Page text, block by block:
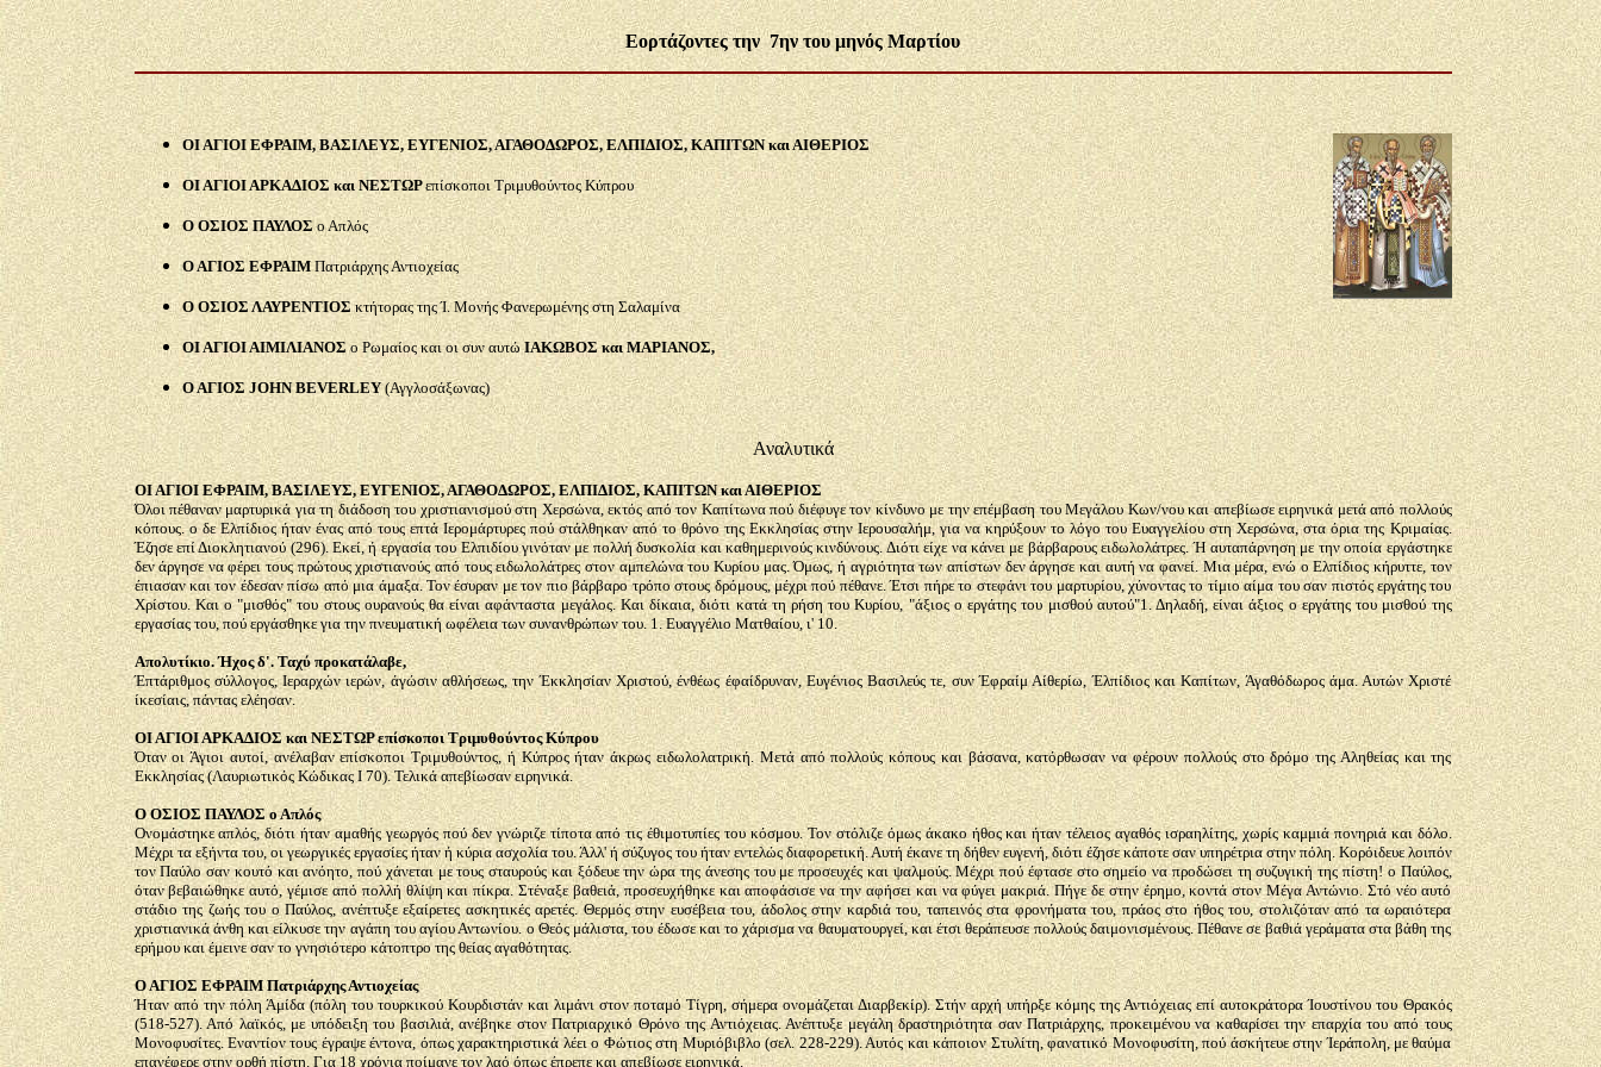
Εορτάζοντες την 7ην του μηνός Μαρτίου
ΟΙ ΑΓΙΟΙ ΕΦΡΑΙΜ, ΒΑΣΙΛΕΥΣ, ΕΥΓΕΝΙΟΣ, ΑΓΑΘΟΔΩΡΟΣ, ΕΛΠΙΔΙΟΣ, ΚΑΠΙΤΩΝ και ΑΙΘΕΡΙΟΣ
ΟΙ ΑΓΙΟΙ ΑΡΚΑΔΙΟΣ και ΝΕΣΤΩΡεπίσκοποι Τριμυθούντος Κύπρου
Ο ΟΣΙΟΣ ΠΑΥΛΟΣο Απλός
Ο ΑΓΙΟΣ ΕΦΡΑΙΜΠατριάρχης Αντιοχείας
Ο ΟΣΙΟΣ ΛΑΥΡΕΝΤΙΟΣκτήτορας της Ί. Μονής Φανερωμένης στη Σαλαμίνα
ΟΙ ΑΓΙΟΙ ΑΙΜΙΛΙΑΝΟΣο Ρωμαίος και οι συν αυτώΙΑΚΩΒΟΣ και ΜΑΡΙΑΝΟΣ,
Ο ΑΓΙΟΣ JOHN BEVERLEY(Αγγλοσάξωνας)
Αναλυτικά
ΟΙ ΑΓΙΟΙ ΕΦΡΑΙΜ, ΒΑΣΙΛΕΥΣ, ΕΥΓΕΝΙΟΣ, ΑΓΑΘΟΔΩΡΟΣ, ΕΛΠΙΔΙΟΣ, ΚΑΠΙΤΩΝ και ΑΙΘΕΡΙΟΣ
Όλοι πέθαναν μαρτυρικά για τη διάδοση του χριστιανισμού στη Χερσώνα, εκτός από τον Καπίτωνα πού διέφυγε τον κίνδυνο με την επέμβαση του Μεγάλου Κων/νου και απεβίωσε ειρηνικά μετά από πολλούς
κόπους. ο δε Ελπίδιος ήταν ένας από τους επτά Ιερομάρτυρες πού στάλθηκαν από το θρόνο της Εκκλησίας στην Ιερουσαλήμ, για να κηρύξουν το λόγο του Ευαγγελίου στη Χερσώνα, στα όρια της Κριμαίας.
Έζησε επί Διοκλητιανού (296). Εκεί, ή εργασία του Ελπιδίου γινόταν με πολλή δυσκολία και καθημερινούς κινδύνους. Διότι είχε να κάνει με βάρβαρους ειδωλολάτρες. Ή αυταπάρνηση με την οποία εργάστηκε
δεν άργησε να φέρει τους πρώτους χριστιανούς από τους ειδωλολάτρες στον αμπελώνα του Κυρίου μας. Όμως, ή αγριότητα των απίστων δεν άργησε και αυτή να φανεί. Μια μέρα, ενώ ο Ελπίδιος κήρυττε, τον
έπιασαν και τον έδεσαν πίσω από μια άμαξα. Τον έσυραν με τον πιο βάρβαρο τρόπο στους δρόμους, μέχρι πού πέθανε. Έτσι πήρε το στεφάνι του μαρτυρίου, χύνοντας το τίμιο αίμα του σαν πιστός εργάτης του
Χρίστου. Και ο "μισθός" του στους ουρανούς θα είναι αφάνταστα μεγάλος. Και δίκαια, διότι κατά τη ρήση του Κυρίου, "άξιος ο εργάτης του μισθού αυτού"1. Δηλαδή, είναι άξιος ο εργάτης του μισθού της
εργασίας του, πού εργάσθηκε για την πνευματική ωφέλεια των συνανθρώπων του. 1. Ευαγγέλιο Ματθαίου, ι' 10.
Απολυτίκιο. Ήχος δ'. Ταχύ προκατάλαβε,
Έπτάριθμος σύλλογος, Ιεραρχών ιερών, άγώσιν αθλήσεως, την Έκκλησίαν Χριστού, ένθέως έφαίδρυναν, Ευγένιος Βασιλεύς τε, συν Έφραίμ Αίθερίω, Έλπίδιος και Καπίτων, Άγαθόδωρος άμα. Αυτών Χριστέ
ίκεσίαις, πάντας ελέησαν.
ΟΙ ΑΓΙΟΙ ΑΡΚΑΔΙΟΣ και ΝΕΣΤΩΡ επίσκοποι Τριμυθούντος Κύπρου
Όταν οι Άγιοι αυτοί, ανέλαβαν επίσκοποι Τριμυθούντος, ή Κύπρος ήταν άκρως ειδωλολατρική. Μετά από πολλούς κόπους και βάσανα, κατόρθωσαν να φέρουν πολλούς στο δρόμο της Αληθείας και της
Εκκλησίας (Λαυριωτικός Κώδικας Ι 70). Τελικά απεβίωσαν ειρηνικά.
Ο ΟΣΙΟΣ ΠΑΥΛΟΣ ο Απλός
Ονομάστηκε απλός, διότι ήταν αμαθής γεωργός πού δεν γνώριζε τίποτα από τις έθιμοτυπίες του κόσμου. Τον στόλιζε όμως άκακο ήθος και ήταν τέλειος αγαθός ισραηλίτης, χωρίς καμμιά πονηριά και δόλο.
Μέχρι τα εξήντα του, οι γεωργικές εργασίες ήταν ή κύρια ασχολία του. Άλλ' ή σύζυγος του ήταν εντελώς διαφορετική. Αυτή έκανε τη δήθεν ευγενή, διότι έζησε κάποτε σαν υπηρέτρια στην πόλη. Κορόιδευε λοιπόν
τον Παύλο σαν κουτό και ανόητο, πού χάνεται με τους σταυρούς και ξόδευε την ώρα της άνεσης του με προσευχές και ψαλμούς. Μέχρι πού έφτασε στο σημείο να προδώσει τη συζυγική της πίστη! ο Παύλος,
όταν βεβαιώθηκε αυτό, γέμισε από πολλή θλίψη και πίκρα. Στέναξε βαθειά, προσευχήθηκε και αποφάσισε να την αφήσει και να φύγει μακριά. Πήγε δε στην έρημο, κοντά στον Μέγα Αντώνιο. Στό νέο αυτό
στάδιο της ζωής του ο Παύλος, ανέπτυξε εξαίρετες ασκητικές αρετές. Θερμός στην ευσέβεια του, άδολος στην καρδιά του, ταπεινός στα φρονήματα του, πράος στο ήθος του, στολιζόταν από τα ωραιότερα
χριστιανικά άνθη και είλκυσε την αγάπη του αγίου Αντωνίου. ο Θεός μάλιστα, του έδωσε και το χάρισμα να θαυματουργεί, και έτσι θεράπευσε πολλούς δαιμονισμένους. Πέθανε σε βαθιά γεράματα στα βάθη της
ερήμου και έμεινε σαν το γνησιότερο κάτοπτρο της θείας αγαθότητας.
Ο ΑΓΙΟΣ ΕΦΡΑΙΜ Πατριάρχης Αντιοχείας
Ήταν από την πόλη Άμίδα (πόλη του τουρκικού Κουρδιστάν και λιμάνι στον ποταμό Τίγρη, σήμερα ονομάζεται Διαρβεκίρ). Στήν αρχή υπήρξε κόμης της Αντιόχειας επί αυτοκράτορα Ίουστίνου του Θρακός
(518-527). Από λαϊκός, με υπόδειξη του βασιλιά, ανέβηκε στον Πατριαρχικό Θρόνο της Αντιόχειας. Ανέπτυξε μεγάλη δραστηριότητα σαν Πατριάρχης, προκειμένου να καθαρίσει την επαρχία του από τους
Μονοφυσίτες. Εναντίον τους έγραψε έντονα, όπως χαρακτηριστικά λέει ο Φώτιος στη Μυριόβιβλο (σελ. 228-229). Αυτός και κάποιον Στυλίτη, φανατικό Μονοφυσίτη, πού άσκήτευε στην Ίεράπολη, με θαύμα
επανέφερε στην ορθή πίστη. Για 18 χρόνια ποίμανε τον λαό όπως έπρεπε και απεβίωσε ειρηνικά.